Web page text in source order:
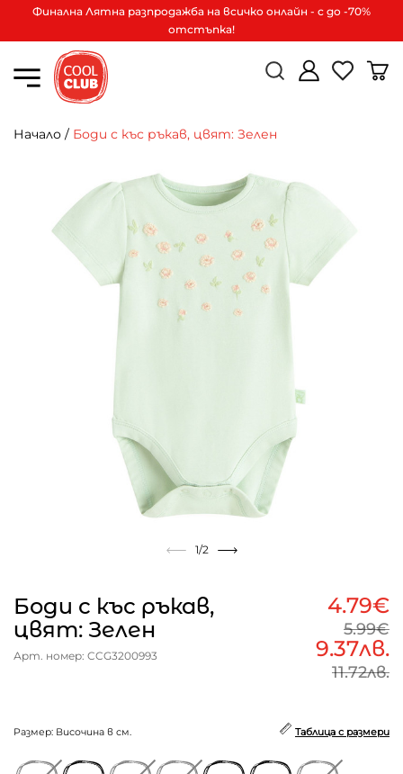
Финална Лятна разпродажба на всичко онлайн - с до -70%
отстъпка!
Начало / Боди с къс ръкав, цвят: Зелен
1/2
Боди с къс ръкав,
цвят: Зелен
Арт. номер: CCG3200993
4.79€
5.99€
9.37лв.
11.72лв.
Размер: Височина в см. Таблица с размери